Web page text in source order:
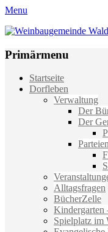
Menu
Weinbaugemeinde
Primärmenu
Weiter
zum
Startseite
Dorfleben
Verwaltung
Der
Der
Alltagsfragen
BücherZelle
Kindergarten
Spielplatz im